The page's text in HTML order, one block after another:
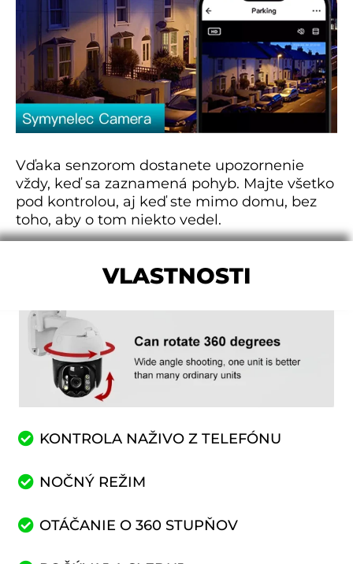
Vďaka senzorom dostanete upozornenie
vždy, keď sa zaznamená pohyb. Majte všetko
pod kontrolou, aj keď ste mimo domu, bez
toho, aby o tom niekto vedel.
VLASTNOSTI
KONTROLA NAŽIVO Z TELEFÓNU
NOČNÝ REŽIM
OTÁČANIE O 360 STUPŇOV